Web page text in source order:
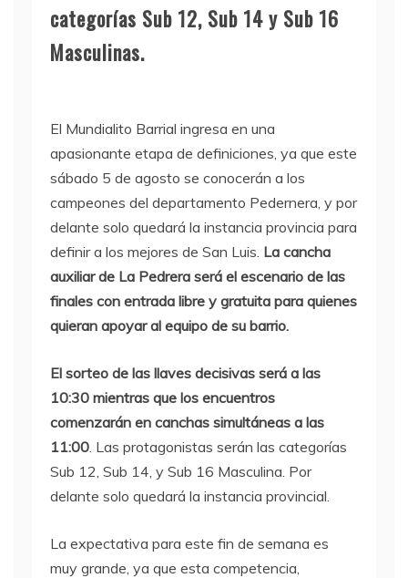
categorías Sub 12, Sub 14 y Sub 16
Masculinas.
El Mundialito Barrial ingresa en una
apasionante etapa de definiciones, ya que este
sábado 5 de agosto se conocerán a los
campeones del departamento Pedernera, y por
delante solo quedará la instancia provincia para
definir a los mejores de San Luis. La cancha
auxiliar de La Pedrera será el escenario de las
finales con entrada libre y gratuita para quienes
quieran apoyar al equipo de su barrio.
El sorteo de las llaves decisivas será a las
10:30 mientras que los encuentros
comenzarán en canchas simultáneas a las
11:00. Las protagonistas serán las categorías
Sub 12, Sub 14, y Sub 16 Masculina. Por
delante solo quedará la instancia provincial.
La expectativa para este fin de semana es
muy grande, ya que esta competencia,